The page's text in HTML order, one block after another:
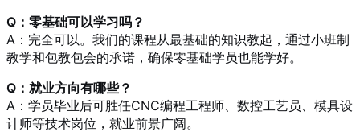
Q：零基础可以学习吗？
A：完全可以。我们的课程从最基础的知识教起，通过小班制
教学和包教包会的承诺，确保零基础学员也能学好。
Q：就业方向有哪些？
A：学员毕业后可胜任CNC编程工程师、数控工艺员、模具设
计师等技术岗位，就业前景广阔。